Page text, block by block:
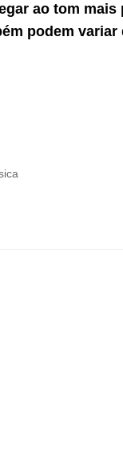
ao tom
podem